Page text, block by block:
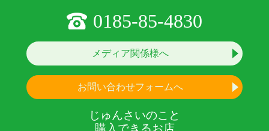
0185-85-4830
メディア関係様へ
お問い合わせフォームへ
じゅんさいのこと
購入できるお店